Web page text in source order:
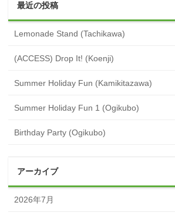
最近の投稿
Lemonade Stand (Tachikawa)
(ACCESS) Drop It! (Koenji)
Summer Holiday Fun (Kamikitazawa)
Summer Holiday Fun 1 (Ogikubo)
Birthday Party (Ogikubo)
アーカイブ
2026年7月